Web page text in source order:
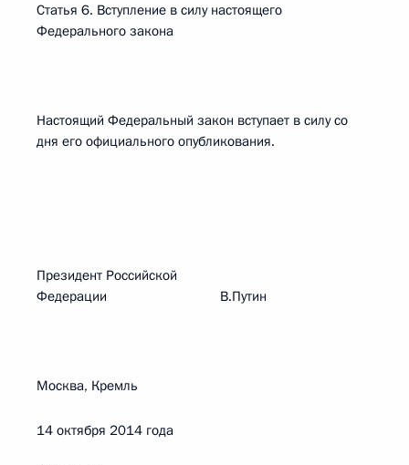
Статья 6. Вступление в силу настоящего
Федерального закона
Настоящий Федеральный закон вступает в силу со
дня его официального опубликования.
Президент Российской
Федерации В.Путин
Москва, Кремль
14 октября 2014 года